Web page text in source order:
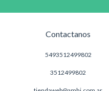
Contactanos
5493512499802
3512499802